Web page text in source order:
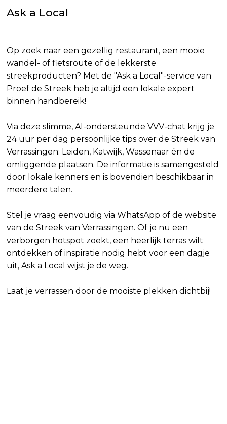
Ask a Local
Op zoek naar een gezellig restaurant, een mooie
wandel- of fietsroute of de lekkerste
streekproducten? Met de "Ask a Local"-service van
Proef de Streek heb je altijd een lokale expert
binnen handbereik!
Via deze slimme, AI-ondersteunde VVV-chat krijg je
24 uur per dag persoonlijke tips over de Streek van
Verrassingen: Leiden, Katwijk, Wassenaar én de
omliggende plaatsen. De informatie is samengesteld
door lokale kenners en is bovendien beschikbaar in
meerdere talen.
Stel je vraag eenvoudig via WhatsApp of de website
van de Streek van Verrassingen. Of je nu een
verborgen hotspot zoekt, een heerlijk terras wilt
ontdekken of inspiratie nodig hebt voor een dagje
uit, Ask a Local wijst je de weg.
Laat je verrassen door de mooiste plekken dichtbij!